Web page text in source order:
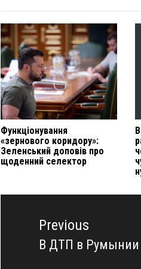
Функціонування
«зернового коридору»:
Зеленський доповів про
щоденний селектор
Навигация
записямPrevious
Previous
В ДТП в Румынии